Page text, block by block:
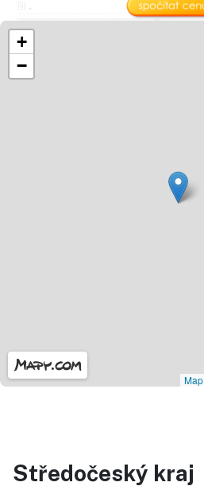
+
−
Středočeský kraj